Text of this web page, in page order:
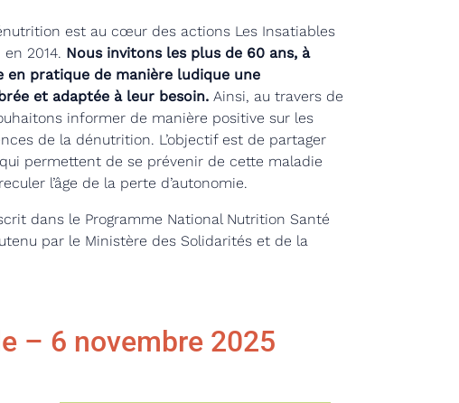
est au cœur des actions Les Insatiables
2014. Nous invitons les plus de 60 ans, à
pratique de manière ludique une
et adaptée à leur besoin. Ainsi, au travers de
informer de manière positive sur les
de la dénutrition. L’objectif est de partager
permettent de se prévenir de cette maladie
l’âge de la perte d’autonomie.
dans le Programme National Nutrition Santé
par le Ministère des Solidarités et de la
– 6 novembre 2025